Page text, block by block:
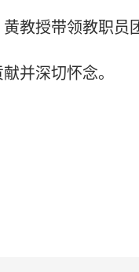
教授带领教职员
并深切怀念。